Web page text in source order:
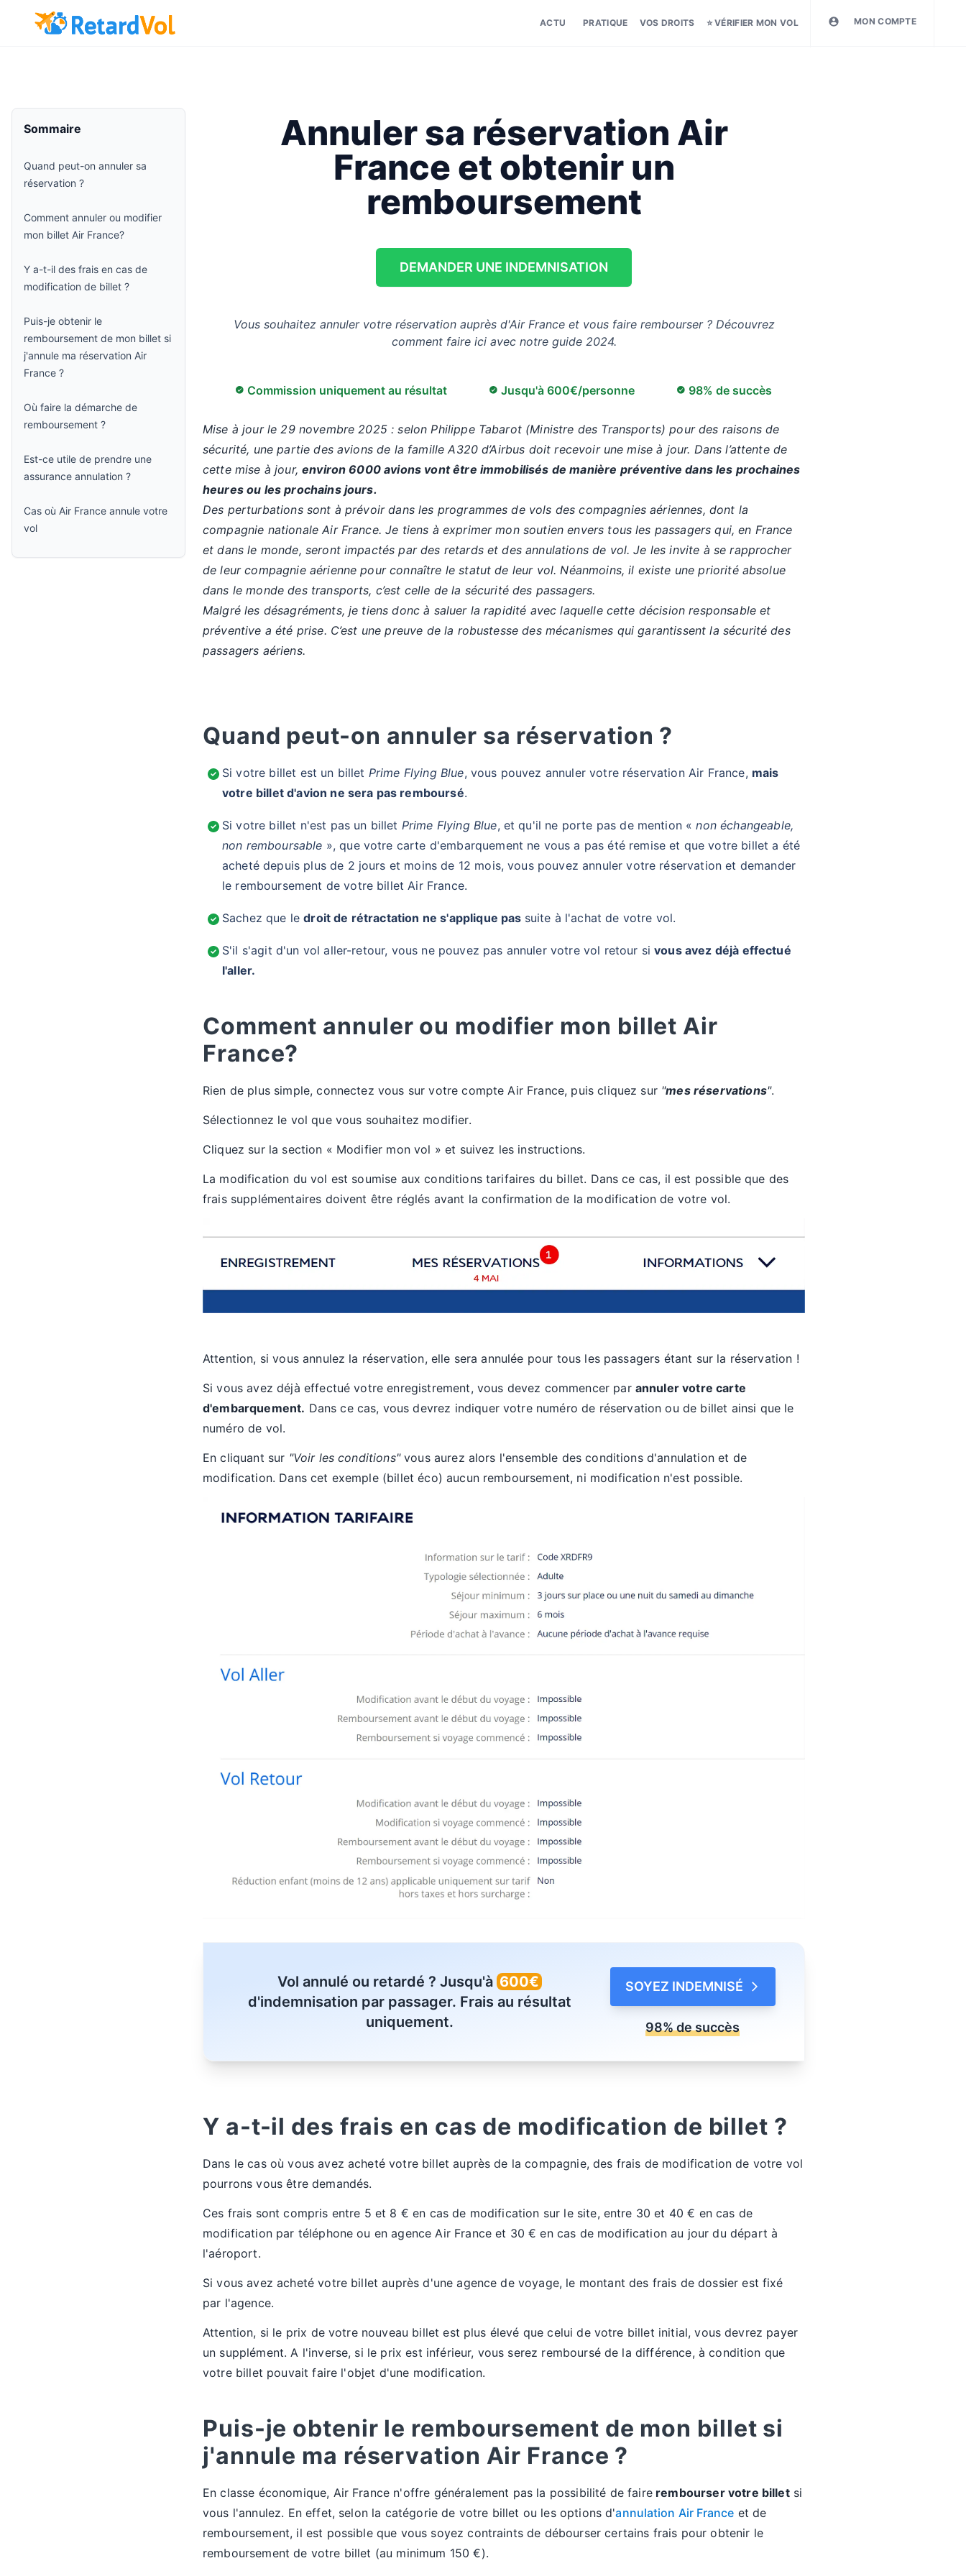
ACTU PRATIQUE VOS DROITS ⭐ VÉRIFIER MON VOL MON COMPTE
Sommaire
Quand peut-on annuler sa
réservation ?
Comment annuler ou modifier
mon billet Air France?
Y a-t-il des frais en cas de
modification de billet ?
Puis-je obtenir le
remboursement de mon billet si
j'annule ma réservation Air
France ?
Où faire la démarche de
remboursement ?
Est-ce utile de prendre une
assurance annulation ?
Cas où Air France annule votre
vol
Annuler sa réservation Air
France et obtenir un
remboursement
DEMANDER UNE INDEMNISATION
Vous souhaitez annuler votre réservation auprès d'Air France et vous faire rembourser ? Découvrez
comment faire ici avec notre guide 2024.
Commission uniquement au résultat Jusqu'à 600€/personne 98% de succès
Mise à jour le 29 novembre 2025 : selon Philippe Tabarot (Ministre des Transports) pour des raisons de
sécurité, une partie des avions de la famille A320 d’Airbus doit recevoir une mise à jour. Dans l’attente de
cette mise à jour,environ 6000 avions vont être immobilisés de manière préventive dans les prochaines
heures ou les prochains jours.
Des perturbations sont à prévoir dans les programmes de vols des compagnies aériennes, dont la
compagnie nationale Air France. Je tiens à exprimer mon soutien envers tous les passagers qui, en France
et dans le monde, seront impactés par des retards et des annulations de vol. Je les invite à se rapprocher
de leur compagnie aérienne pour connaître le statut de leur vol. Néanmoins, il existe une priorité absolue
dans le monde des transports, c’est celle de la sécurité des passagers.
Malgré les désagréments, je tiens donc à saluer la rapidité avec laquelle cette décision responsable et
préventive a été prise. C’est une preuve de la robustesse des mécanismes qui garantissent la sécurité des
passagers aériens.
Quand peut-on annuler sa réservation ?
Si votre billet est un billet Prime Flying Blue, vous pouvez annuler votre réservation Air France, mais
votre billet d'avion ne sera pas remboursé.
Si votre billet n'est pas un billet Prime Flying Blue, et qu'il ne porte pas de mention «non échangeable,
non remboursable », que votre carte d'embarquement ne vous a pas été remise et que votre billet a été
acheté depuis plus de 2 jours et moins de 12 mois, vous pouvez annuler votre réservation et demander
le remboursement de votre billet Air France.
Sachez que ledroit de rétractation ne s'applique pas suite à l'achat de votre vol.
S'il s'agit d'un vol aller-retour, vous ne pouvez pas annuler votre vol retour sivous avez déjà effectué
l'aller.
Comment annuler ou modifier mon billet Air
France?
Rien de plus simple, connectez vous sur votre compte Air France, puis cliquez sur "mes réservations".
Sélectionnez le vol que vous souhaitez modifier.
Cliquez sur la section « Modifier mon vol » et suivez les instructions.
La modification du vol est soumise aux conditions tarifaires du billet. Dans ce cas, il est possible que des
frais supplémentaires doivent être réglés avant la confirmation de la modification de votre vol.
Attention, si vous annulez la réservation, elle sera annulée pour tous les passagers étant sur la réservation !
Si vous avez déjà effectué votre enregistrement, vous devez commencer par annuler votre carte
d'embarquement. Dans ce cas, vous devrez indiquer votre numéro de réservation ou de billet ainsi que le
numéro de vol.
En cliquant sur "Voir les conditions"vous aurez alors l'ensemble des conditions d'annulation et de
modification. Dans cet exemple (billet éco) aucun remboursement, ni modification n'est possible.
Vol annulé ou retardé ? Jusqu'à 600€
d'indemnisation par passager. Frais au résultat
uniquement.
SOYEZ INDEMNISÉ
98% de succès
Y a-t-il des frais en cas de modification de billet ?
Dans le cas où vous avez acheté votre billet auprès de la compagnie, des frais de modification de votre vol
pourrons vous être demandés.
Ces frais sont compris entre 5 et 8 € en cas de modification sur le site, entre 30 et 40 € en cas de
modification par téléphone ou en agence Air France et 30 € en cas de modification au jour du départ à
l'aéroport.
Si vous avez acheté votre billet auprès d'une agence de voyage, le montant des frais de dossier est fixé
par l'agence.
Attention, si le prix de votre nouveau billet est plus élevé que celui de votre billet initial, vous devrez payer
un supplément. A l'inverse, si le prix est inférieur, vous serez remboursé de la différence, à condition que
votre billet pouvait faire l'objet d'une modification.
Puis-je obtenir le remboursement de mon billet si
j'annule ma réservation Air France ?
En classe économique, Air France n'offre généralement pas la possibilité de fairerembourser votre billetsi
vous l'annulez. En effet, selon la catégorie de votre billet ou les options d'annulation Air France et de
remboursement, il est possible que vous soyez contraints de débourser certains frais pour obtenir le
remboursement de votre billet (au minimum 150 €).